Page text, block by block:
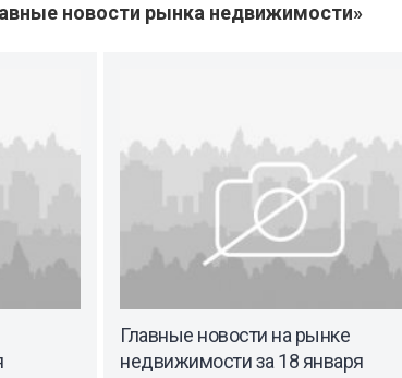
новости рынка недвижимости»
Главные новости на рынке
недвижимости за 18 января